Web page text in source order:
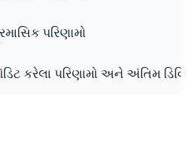
પરિણામો
કરેલા પરિણામો અને અંતિમ